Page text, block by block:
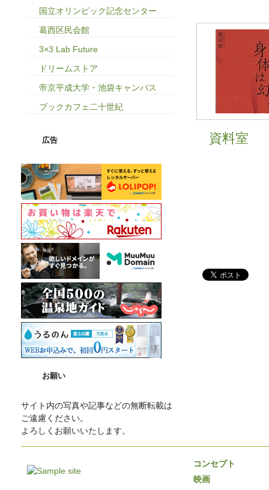
資料室
国立オリンピック記念センター
葛西区民会館
3×3 Lab Future
ドリームストア
帝京平成大学・池袋キャンパス
ブックカフェ二十世紀
広告
お願い
サイト内の写真や記事などの無断転載は
ご遠慮ください。
よろしくお願いいたします。
コンセプト
映画